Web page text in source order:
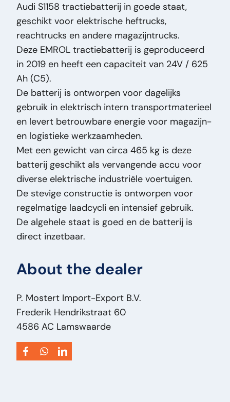
Length:83
Mass (kg):465
Brand:Audi
Original Model:S1158 - DIN 600/101 - 24V -
625 Ah/C5
Price Type:
General Condition:Good
Optical Condition:Good
Technical Condition:Good
Title:Audi S1158 - DIN 600/101 - 24V - 625
Ah/C5 Audi S 1158 tractiebatterij - elektrische
heftruck - reachtruck - magazijntruc PM3106
Addition:Audi S 1158 tractiebatterij -
elektrische heftruck - reachtruck -
magazijntruc
Type:S1158 - DIN 600/101 - 24V - 625 Ah/C5
Engine Power HP:
Supply Voltage:V 24
Audi S1158 tractiebatterij in goede staat,
geschikt voor elektrische heftrucks,
reachtrucks en andere magazijntrucks.
Deze EMROL tractiebatterij is geproduceerd
in 2019 en heeft een capaciteit van 24V / 625
Ah (C5).
De batterij is ontworpen voor dagelijks
gebruik in elektrisch intern transportmaterieel
en levert betrouwbare energie voor magazijn-
en logistieke werkzaamheden.
Met een gewicht van circa 465 kg is deze
batterij geschikt als vervangende accu voor
diverse elektrische industriële voertuigen.
De stevige constructie is ontworpen voor
regelmatige laadcycli en intensief gebruik.
De algehele staat is goed en de batterij is
direct inzetbaar.
About the dealer
P. Mostert Import-Export B.V.
Frederik Hendrikstraat 60
4586 AC Lamswaarde